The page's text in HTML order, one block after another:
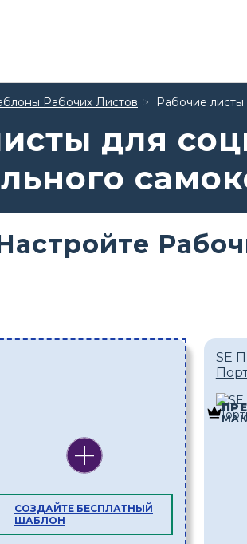
Рабочих Листов Рабочие листы
для
СОЗДАЙТЕ БЕСПЛАТНЫЙ
ШАБЛОН
SE